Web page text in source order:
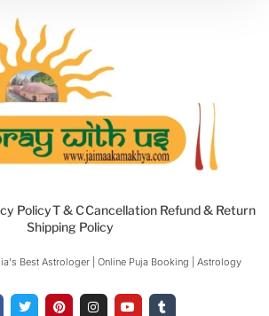
PolicyT & CCancellation Refund & Return
Shipping Policy
Best Astrologer | Online Puja Booking | Astrology​
w
i
n
o
u